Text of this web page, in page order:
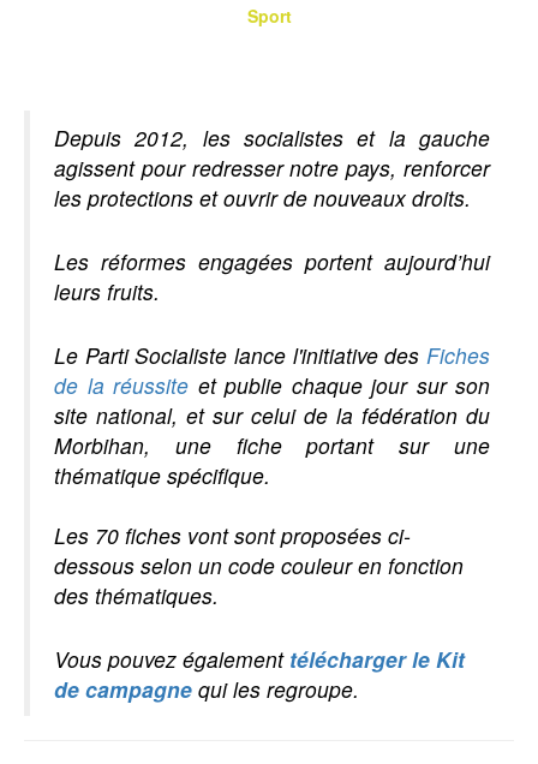
Sport
Depuis 2012, les socialistes et la gauche
agissent pour redresser notre pays, renforcer
les protections et ouvrir de nouveaux droits.
Les réformes engagées portent aujourd’hui
leurs fruits.
Le Parti Socialiste lance l'initiative des Fiches
de la réussite et publie chaque jour sur son
site national, et sur celui de la fédération du
Morbihan, une fiche portant sur une
thématique spécifique.
Les 70 fiches vont sont proposées ci-
dessous selon un code couleur en fonction
des thématiques.
Vous pouvez également télécharger le Kit
de campagne qui les regroupe.